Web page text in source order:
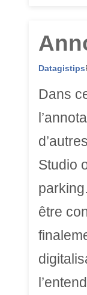
Datagistips
Dans
Studio
être